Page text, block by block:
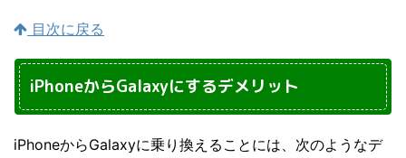
目次に戻る
iPhoneからGalaxyにするデメリット
iPhoneからGalaxyに乗り換えることには、次のようなデ